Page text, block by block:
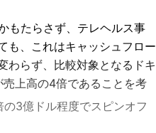
もたらさず、テレヘルス事
も、これはキャッシュフロー
わらず、比較対象となる ドキ
売上高の4倍であることを考
3億ドル程度でスピンオフ